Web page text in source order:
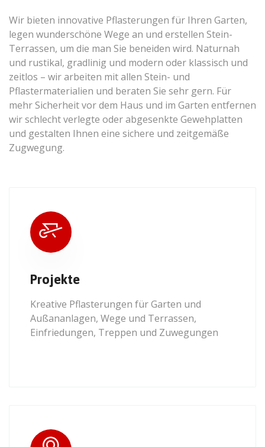
Wir bieten innovative Pflasterungen für Ihren Garten,
legen wunderschöne Wege an und erstellen Stein-
Terrassen, um die man Sie beneiden wird. Naturnah
und rustikal, gradlinig und modern oder klassisch und
zeitlos – wir arbeiten mit allen Stein- und
Pflastermaterialien und beraten Sie sehr gern. Für
mehr Sicherheit vor dem Haus und im Garten entfernen
wir schlecht verlegte oder abgesenkte Gewehplatten
und gestalten Ihnen eine sichere und zeitgemäße
Zugwegung.
Projekte
Kreative Pflasterungen für Garten und
Außananlagen, Wege und Terrassen,
Einfriedungen, Treppen und Zuwegungen